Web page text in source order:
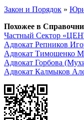
Закон и Порядок »
Похожее в
Частный Сектор
Адвокат Репников
Адвокат Тимошенко
Адвокат Горбова
Адвокат Калмыков